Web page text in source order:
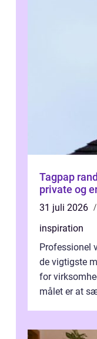
Tagpap randers
private og
31 juli 2026
inspiration
Professionel
de vigtigste
for
målet er at